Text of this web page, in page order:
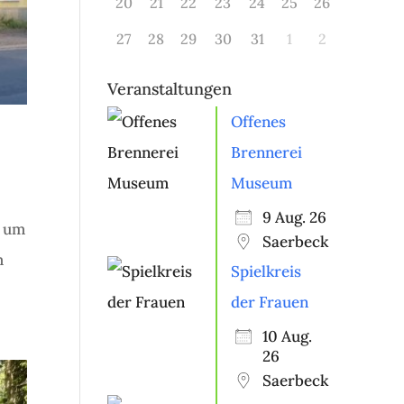
27
28 29 30 31 1 2
Veranstaltungen
Offenes
Brennerei
Museum
9 Aug. 26
Saerbeck
Spielkreis
der Frauen
10 Aug.
26
Saerbeck